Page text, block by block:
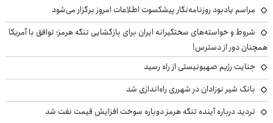
مراسم یادبود روزنامه‌نگار پیشکسوت اطلاعات امروز برگزار می‌شود
شروط و خواسته‌های سختگیرانه ایران برای بازگشایی تنگه هرمز؛ توافق با آمریکا
همچنان دور از دسترس!
جنایت رژیم صهیونیستی از راه رسید
بانک شیر نوزادان در شهرری راه‌اندازی شد
تردید درباره آینده تنگه هرمز دوباره سوخت افزایش قیمت نفت شد